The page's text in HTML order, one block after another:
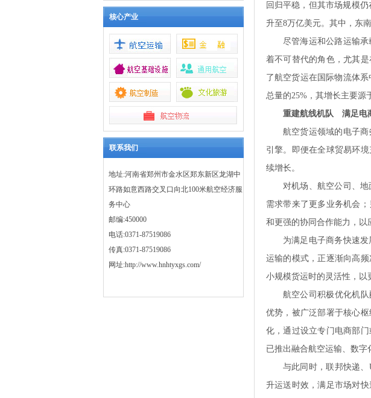
核心产业
联系我们
地址:河南省郑州市金水区郑东新区龙湖中
环路如意西路交叉口向北100米航空经济服
务中心
邮编:450000
电话:0371-87519086
传真:0371-87519086
网址:http://www.hnhtyxgs.com/
回归平稳，但其市场规模仍
升至8万亿美元。其中，东
尽管海运和公路运输
着不可替代的角色，尤其
了航空货运在国际物流体
总量的25%，其增长主要源
重建航线机队 满足电
航空货运领域的电子
引擎。即便在全球贸易环
续增长。
对机场、航空公司、
需求带来了更多业务机会
和更强的协同合作能力，以
为满足电子商务快速
运输的模式，正逐渐向高
小规模货运时的灵活性，以
航空公司积极优化机
优势，被广泛部署于核心
化，通过设立专门电商部
已推出融合航空运输、数字
与此同时，联邦快递、
升运送时效，满足市场对